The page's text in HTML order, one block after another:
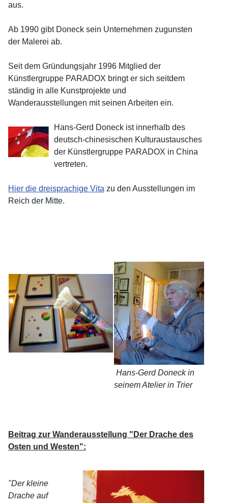
aus.
Ab 1990 gibt Doneck sein Unternehmen zugunsten
der Malerei ab.
Seit dem Gründungsjahr 1996 Mitglied der
Künstlergruppe PARADOX bringt er sich seitdem
ständig in alle Kunstprojekte und
Wanderausstellungen mit seinen Arbeiten ein.
Hans-Gerd Doneck ist innerhalb des
deutsch-chinesischen Kulturaustausches
der Künstlergruppe PARADOX in China
vertreten.
Hier die dreisprachige Vita zu den Ausstellungen im
Reich der Mitte.
Hans-Gerd Doneck in
seinem Atelier in Trier
Beitrag zur Wanderausstellung "Der Drache des
Osten und Westen":
"Der kleine
Drache auf